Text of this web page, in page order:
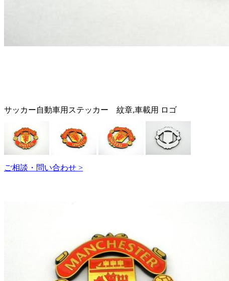
サッカー自動車用ステッカー 紋章,車載用 ロゴ
ご相談・問い合わせ >